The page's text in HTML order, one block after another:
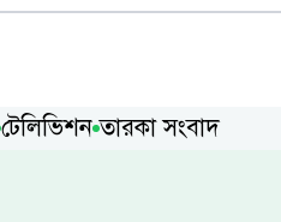
টেলিভিশন তারকা সংবাদ